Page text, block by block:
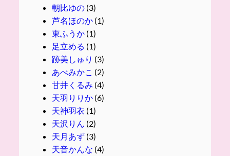
朝比ゆの(3)
芦名ほのか(1)
東ふうか(1)
足立める (1)
跡美しゅり (3)
あべみかこ (2)
甘井くるみ (4)
天羽りりか(6)
天神羽衣 (1)
天沢りん (2)
天月あず(3)
天音かんな (4)